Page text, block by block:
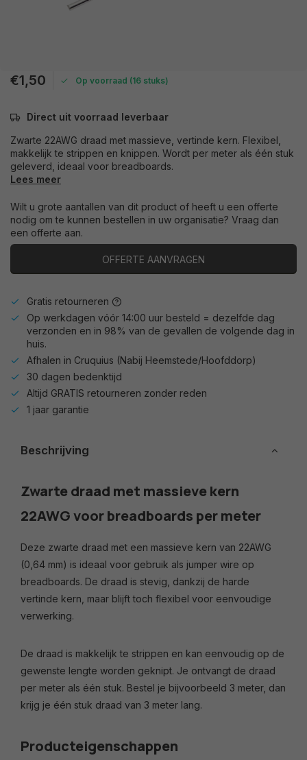
€1,50 Op voorraad (16 stuks)
Direct uit voorraad leverbaar
Zwarte 22AWG draad met massieve, vertinde kern. Flexibel,
makkelijk te strippen en knippen. Wordt per meter als één stuk
geleverd, ideaal voor breadboards.
Lees meer
Wilt u grote aantallen van dit product of heeft u een offerte
nodig om te kunnen bestellen in uw organisatie? Vraag dan
een offerte aan.
OFFERTE AANVRAGEN
Gratis retourneren
Op werkdagen vóór 14:00 uur besteld = dezelfde dag
verzonden en in 98% van de gevallen de volgende dag in
huis.
Afhalen in Cruquius (Nabij Heemstede/Hoofddorp)
30 dagen bedenktijd
Altijd GRATIS retourneren zonder reden
1 jaar garantie
Beschrijving
Zwarte draad met massieve kern
22AWG voor breadboards per meter
Deze zwarte draad met een massieve kern van 22AWG
(0,64 mm) is ideaal voor gebruik als jumper wire op
breadboards. De draad is stevig, dankzij de harde
vertinde kern, maar blijft toch flexibel voor eenvoudige
verwerking.
De draad is makkelijk te strippen en kan eenvoudig op de
gewenste lengte worden geknipt. Je ontvangt de draad
per meter als één stuk. Bestel je bijvoorbeeld 3 meter, dan
krijg je één stuk draad van 3 meter lang.
Producteigenschappen